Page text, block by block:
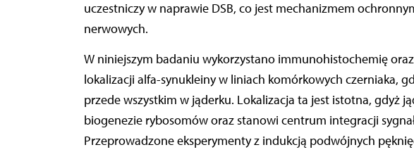
uczestniczy w naprawie DSB, co jest mechanizmem
nerwowych.
W niniejszym badaniu wykorzystano immunohistochemię
lokalizacji alfa-synukleiny w liniach komórkowych czerniaka,
przede wszystkim w jąderku. Lokalizacja ta jest istotna, gdyż
biogenezie rybosomów oraz stanowi centrum integracji
Przeprowadzone eksperymenty z indukcją podwójnych